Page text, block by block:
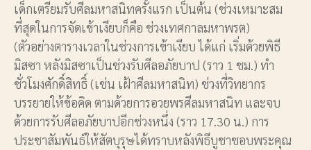
เด็กเตรียมรับศีลมหาสนิทครั้งแรก เป็นต้น (ช่วงเหมาะสม
ที่สุดในการจัดเข้าเงียบก็คือ ช่วงเทศกาลมหาพรต)
(ตัวอย่างตารางเวลาในช่วงการเข้าเงียบ ได้แก่ เริ่มด้วยพิธี
มิสซา หลังมิสซาเป็นช่วงรับศีลอภัยบาป (ราว 1 ชม.) ทำ
ชั่วโมงศักดิ์สิทธิ์ (เช่น เฝ้าศีลมหาสนิท) ช่วงที่วิทยากร
บรรยายให้ข้อคิด ตามด้วยการอวยพรศีลมหาสนิท และจบ
ด้วยการรับศีลอภัยบาปอีกช่วงหนึ่ง (ราว 17.30 น.) การ
ประชาสัมพันธ์ให้สัตบุรุษได้ทราบหลังพิธีบูชาชอบพระคุณ